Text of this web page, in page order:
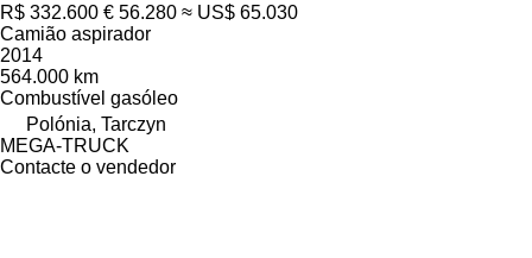
R$ 332.600 € 56.280 ≈ US$ 65.030
Camião aspirador
2014
564.000 km
Combustível gasóleo
Polónia, Tarczyn
MEGA-TRUCK
Contacte o vendedor